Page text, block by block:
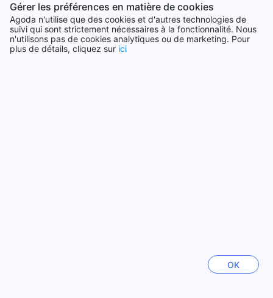
Canada
34881 établissements
Gérer les préférences en matière de cookies
Agoda n'utilise que des cookies et d'autres technologies de
suivi qui sont strictement nécessaires à la fonctionnalité. Nous
n'utilisons pas de cookies analytiques ou de marketing. Pour
plus de détails, cliquez sur ici
OK